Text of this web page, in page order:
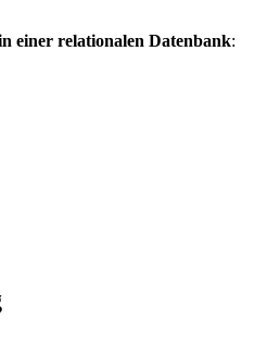
einer relationalen Datenbank: